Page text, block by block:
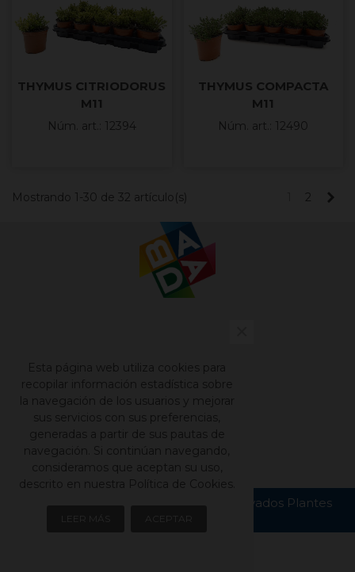
THYMUS CITRIODORUS
M11
Núm. art.: 12394
THYMUS COMPACTA
M11
Núm. art.: 12490
Mostrando 1-30 de 32 artículo(s) 2
Aviso legal
Política de privacidad
Política de cookies
Copyright © Todos los derechos reservados Plantes
Esta página web utiliza cookies para
recopilar información estadística sobre
la navegación de los usuarios y mejorar
sus servicios con sus preferencias,
generadas a partir de sus pautas de
navegación. Si continúan navegando,
consideramos que aceptan su uso,
descrito en nuestra Política de Cookies.